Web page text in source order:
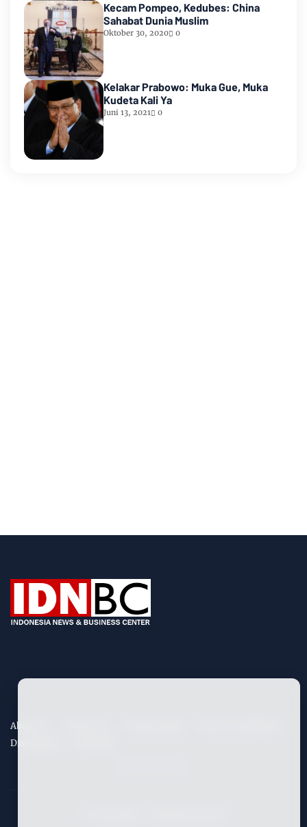
Kecam Pompeo, Kedubes: China
Sahabat Dunia Muslim
Oktober 30, 2020 0
Kelakar Prabowo: Muka Gue, Muka
Kudeta Kali Ya
Juni 13, 2021 0
About Us
Disclaimers